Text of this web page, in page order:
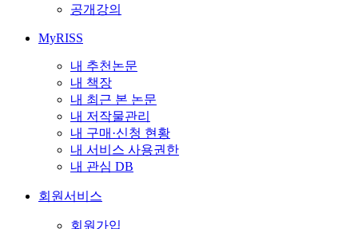
공개강의
MyRISS
내 추천논문
내 책장
내 최근 본 논문
내 저작물관리
내 구매·신청 현황
내 서비스 사용권한
내 관심 DB
회원서비스
회원가입